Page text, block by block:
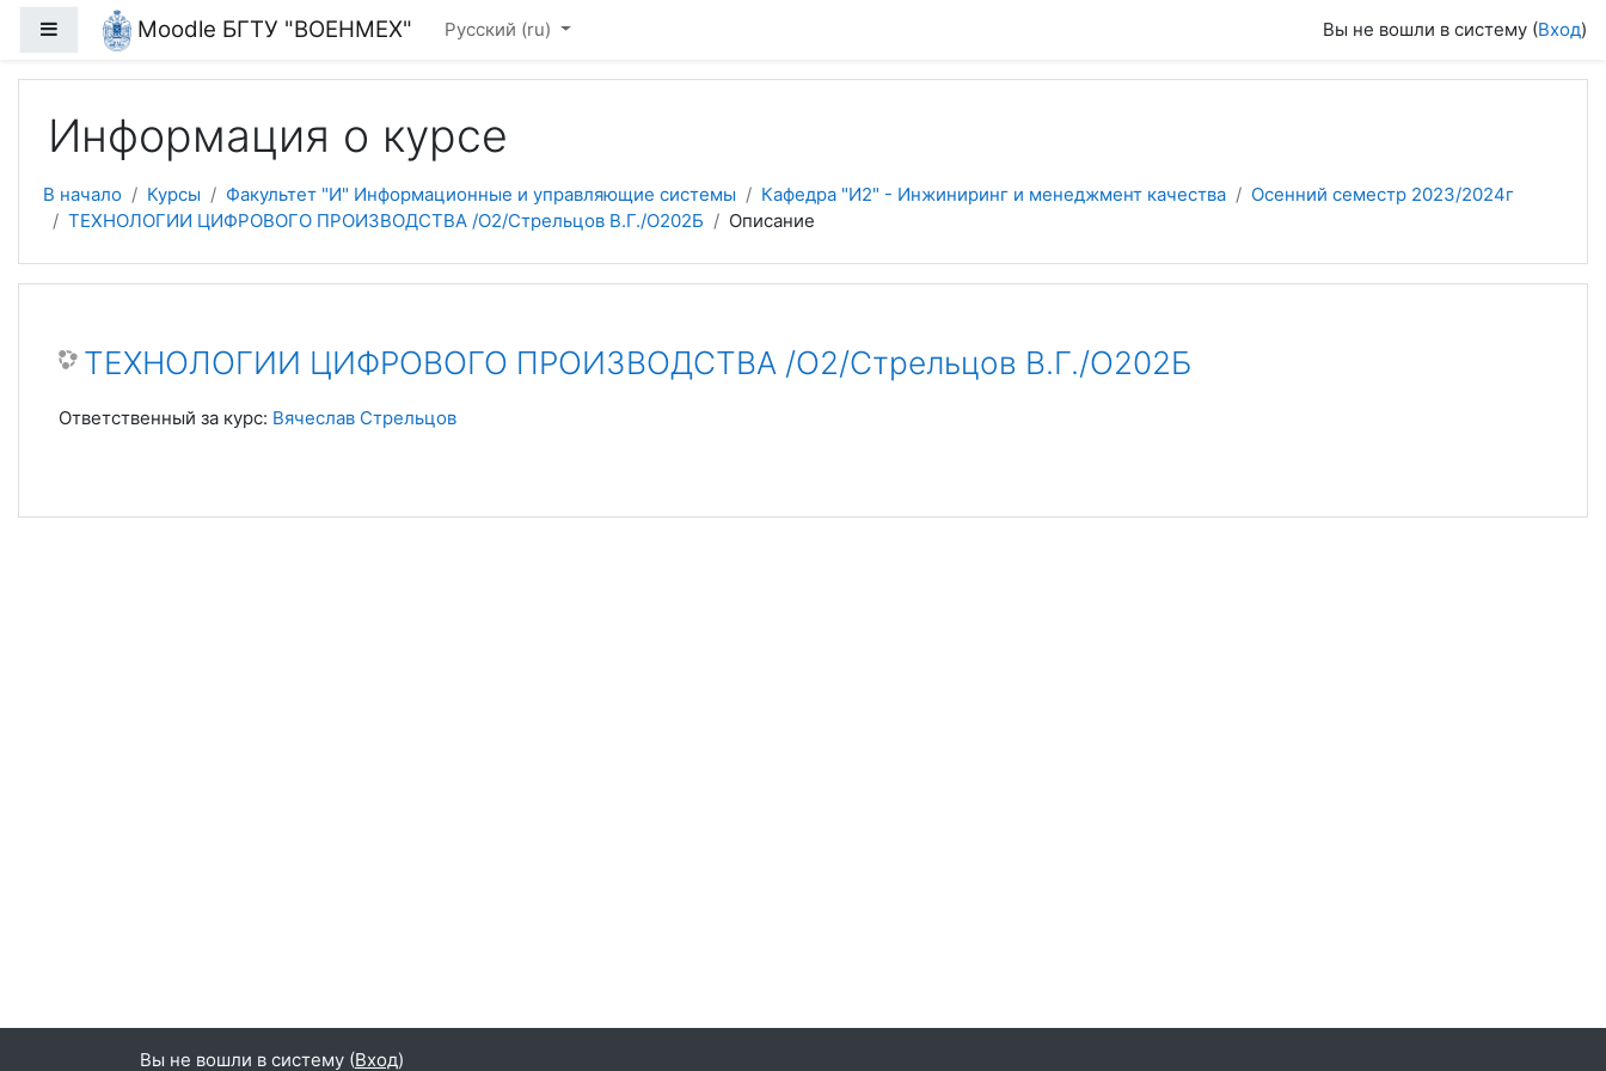
Перейти к основному содержанию
Боковая панельMoodle БГТУ "ВОЕНМЕХ" Русский ‎(ru)‎ Вы не вошли в систему (Вход)
Информация о курсе
В начало Курсы Факультет "И" Информационные и управляющие системы Кафедра "И2" - Инжиниринг и менеджмент качества
Осенний семестр 2023/2024г
ТЕХНОЛОГИИ ЦИФРОВОГО ПРОИЗВОДСТВА /О2/Стрельцов В.Г./О202Б
Описание
ТЕХНОЛОГИИ ЦИФРОВОГО ПРОИЗВОДСТВА /О2/Стрельцов В.Г./О202Б
Ответственный за курс: Вячеслав Стрельцов
Вы не вошли в систему (Вход)